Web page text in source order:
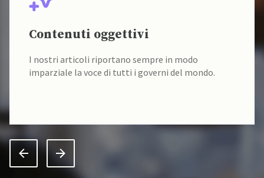
Contenuti oggettivi
I nostri articoli riportano sempre in modo
imparziale la voce di tutti i governi del mondo.